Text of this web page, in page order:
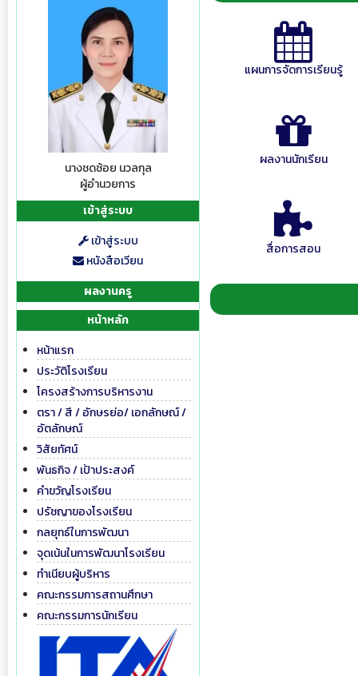
นางชดช้อย นวลกุล
ผู้อำนวยการ
เข้าสู่ระบบ
เข้าสู่ระบบ
หนังสือเวียน
ผลงานครู
หน้าหลัก
หน้าแรก
ประวัติโรงเรียน
โครงสร้างการบริหารงาน
ตรา / สี / อักษรย่อ/ เอกลักษณ์ /
อัตลักษณ์
วิสัยทัศน์
พันธกิจ / เป้าประสงค์
คำขวัญโรงเรียน
ปรัชญาของโรงเรียน
กลยุทธ์ในการพัฒนา
จุดเน้นในการพัฒนาโรงเรียน
ทำเนียบผู้บริหาร
คณะกรรมการสถานศึกษา
คณะกรรมการนักเรียน
แผนการจัดการเรียนรู้
ผลงานนักเรียน
สื่อการสอน